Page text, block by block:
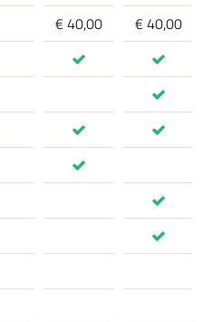
€ 40,00
€ 40,00